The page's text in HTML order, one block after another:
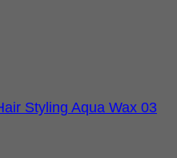
Styling Aqua Wax 03